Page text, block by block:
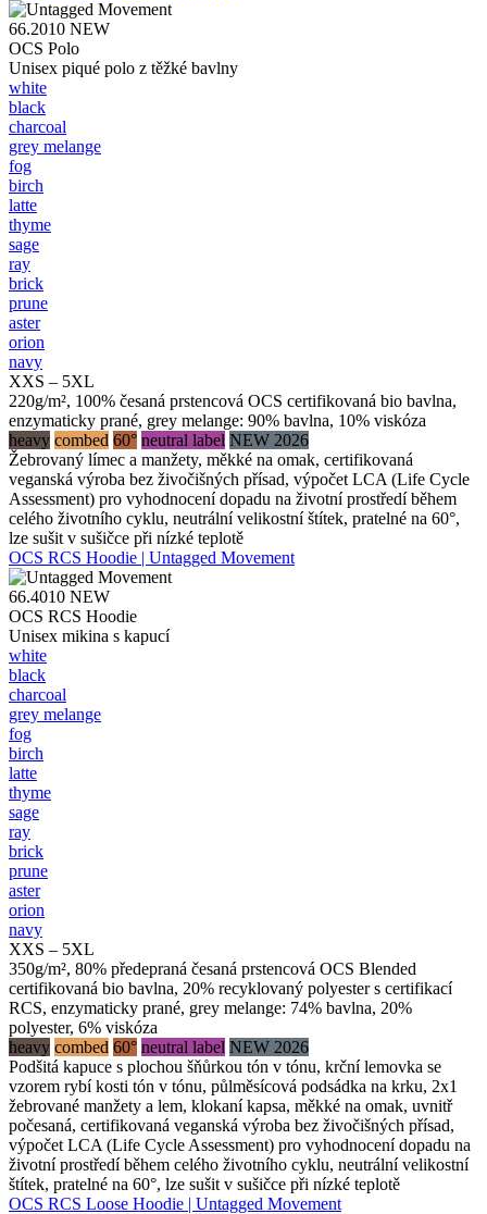
66.2010 NEW
OCS Polo
Unisex piqué polo z těžké bavlny
white
black
charcoal
grey melange
fog
birch
latte
thyme
sage
ray
brick
prune
aster
orion
navy
XXS – 5XL
220g/m², 100% česaná prstencová OCS certifikovaná bio bavlna,
enzymaticky prané, grey melange: 90% bavlna, 10% viskóza
heavy combed 60° neutral label NEW 2026
Žebrovaný límec a manžety, měkké na omak, certifikovaná
veganská výroba bez živočišných přísad, výpočet LCA (Life Cycle
Assessment) pro vyhodnocení dopadu na životní prostředí během
celého životního cyklu, neutrální velikostní štítek, pratelné na 60°,
lze sušit v sušičce při nízké teplotě
OCS RCS Hoodie | Untagged Movement
66.4010 NEW
OCS RCS Hoodie
Unisex mikina s kapucí
white
black
charcoal
grey melange
fog
birch
latte
thyme
sage
ray
brick
prune
aster
orion
navy
XXS – 5XL
350g/m², 80% předepraná česaná prstencová OCS Blended
certifikovaná bio bavlna, 20% recyklovaný polyester s certifikací
RCS, enzymaticky prané, grey melange: 74% bavlna, 20%
polyester, 6% viskóza
heavy combed 60° neutral label NEW 2026
Podšitá kapuce s plochou šňůrkou tón v tónu, krční lemovka se
vzorem rybí kosti tón v tónu, půlměsícová podsádka na krku, 2x1
žebrované manžety a lem, klokaní kapsa, měkké na omak, uvnitř
počesaná, certifikovaná veganská výroba bez živočišných přísad,
výpočet LCA (Life Cycle Assessment) pro vyhodnocení dopadu na
životní prostředí během celého životního cyklu, neutrální velikostní
štítek, pratelné na 60°, lze sušit v sušičce při nízké teplotě
OCS RCS Loose Hoodie | Untagged Movement